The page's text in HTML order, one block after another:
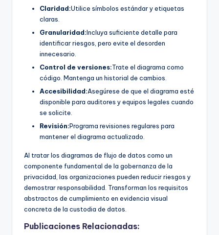
Claridad:Utilice símbolos estándar y etiquetas
claras.
Granularidad:Incluya suficiente detalle para
identificar riesgos, pero evite el desorden
innecesario.
Control de versiones:Trate el diagrama como
código. Mantenga un historial de cambios.
Accesibilidad:Asegúrese de que el diagrama esté
disponible para auditores y equipos legales cuando
se solicite.
Revisión:Programa revisiones regulares para
mantener el diagrama actualizado.
Al tratar los diagramas de flujo de datos como un
componente fundamental de la gobernanza de la
privacidad, las organizaciones pueden reducir riesgos y
demostrar responsabilidad. Transforman los requisitos
abstractos de cumplimiento en evidencia visual
concreta de la custodia de datos.
Publicaciones Relacionadas: